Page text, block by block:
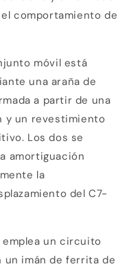
comportamiento de
móvil está
una araña de
a partir de una
y un revestimiento
Los dos se
amortiguación
la
del C7-
emplea un circuito
un imán de ferrita de